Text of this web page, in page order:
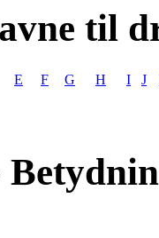
til
E F G H I J